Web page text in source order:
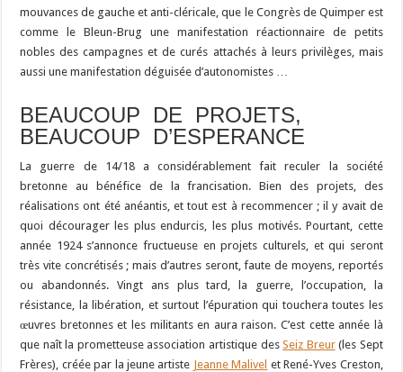
mouvances de gauche et anti-cléricale, que le Congrès de Quimper est
comme le Bleun-Brug une manifestation réactionnaire de petits
nobles des campagnes et de curés attachés à leurs privilèges, mais
aussi une manifestation déguisée d’autonomistes …
BEAUCOUP DE PROJETS,
BEAUCOUP D’ESPERANCE
La guerre de 14/18 a considérablement fait reculer la société
bretonne au bénéfice de la francisation. Bien des projets, des
réalisations ont été anéantis, et tout est à recommencer ; il y avait de
quoi décourager les plus endurcis, les plus motivés. Pourtant, cette
année 1924 s’annonce fructueuse en projets culturels, et qui seront
très vite concrétisés ; mais d’autres seront, faute de moyens, reportés
ou abandonnés. Vingt ans plus tard, la guerre, l’occupation, la
résistance, la libération, et surtout l’épuration qui touchera toutes les
œuvres bretonnes et les militants en aura raison. C’est cette année là
que naît la prometteuse association artistique desSeiz Breur(les Sept
Frères), créée par la jeune artiste Jeanne Malivel et René-Yves Creston,